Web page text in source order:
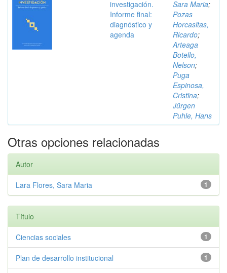
investigación.
Informe final:
diagnóstico y
agenda
Sara Maria;
Pozas
Horcasitas,
Ricardo;
Arteaga
Botello,
Nelson;
Puga
Espinosa,
Cristina;
Jürgen
Puhle, Hans
Otras opciones relacionadas
Autor
1
Lara Flores, Sara Maria
Título
1
Ciencias sociales
1
Plan de desarrollo institucional